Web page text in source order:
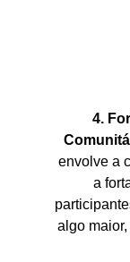
4.
envolve a
a
algo